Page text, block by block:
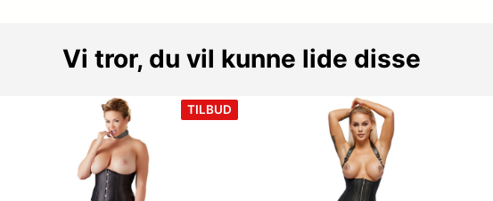
Vi tror, du vil kunne lide disse
TILBUD
PÅ